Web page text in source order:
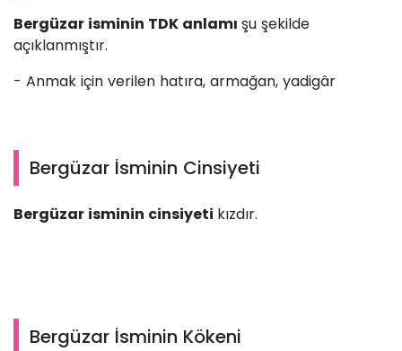
Bergüzar isminin TDK anlamı şu şekilde
açıklanmıştır.
- Anmak için verilen hatıra, armağan, yadigâr
Bergüzar İsminin Cinsiyeti
Bergüzar isminin cinsiyeti kızdır.
Bergüzar İsminin Kökeni